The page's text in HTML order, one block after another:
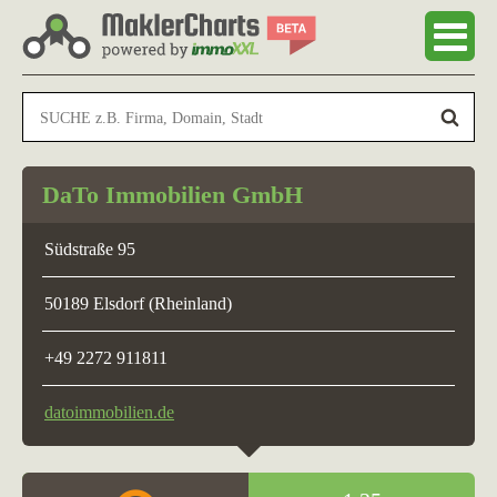
DaTo Immobilien GmbH
Südstraße 95
50189 Elsdorf (Rheinland)
+49 2272 911811
datoimmobilien.de